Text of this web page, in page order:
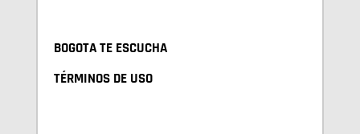
BOGOTA TE ESCUCHA
TÉRMINOS DE USO